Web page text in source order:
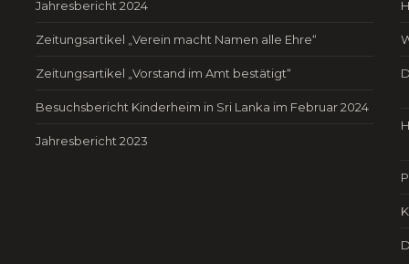
Jahresbericht 2024
Zeitungsartikel „Verein macht Namen alle Ehre“
Zeitungsartikel „Vorstand im Amt bestätigt“
Besuchsbericht Kinderheim in Sri Lanka im Februar 2024
Jahresbericht 2023